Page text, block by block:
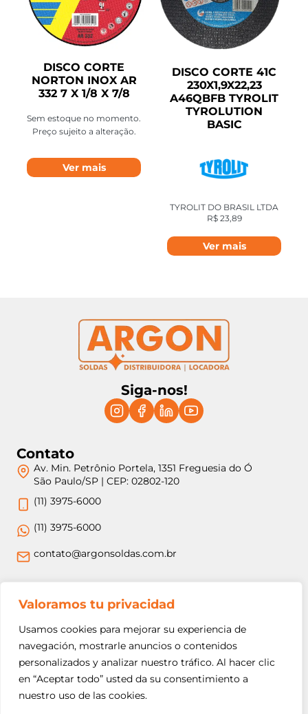
Valoramos tu privacidad
Usamos cookies para mejorar su experiencia de
navegación, mostrarle anuncios o contenidos
personalizados y analizar nuestro tráfico. Al hacer clic
en “Aceptar todo” usted da su consentimiento a
nuestro uso de las cookies.
DISCO CORTE
NORTON INOX AR
332 7 X 1/8 X 7/8
Sem estoque no momento.
Preço sujeito a alteração.
Ver mais
DISCO CORTE 41C
230X1,9X22,23
A46QBFB TYROLIT
TYROLUTION
BASIC
TYROLIT DO BRASIL LTDA
R$23,89
Ver mais
Siga-nos!
Contato
Av. Min. Petrônio Portela, 1351 Freguesia do Ó
São Paulo/SP | CEP: 02802-120
(11) 3975-6000
(11) 3975-6000
contato@argonsoldas.com.br
Jurídico
Termos e Condições
Política de Privacidade
Política de Devolução e Reembolso